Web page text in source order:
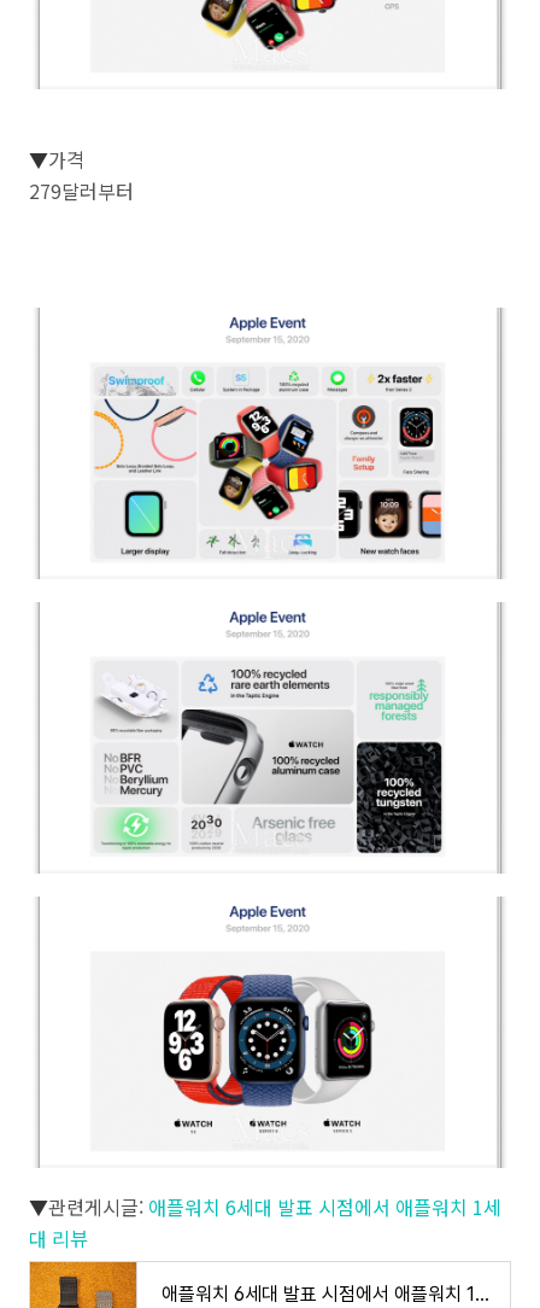
▼가격
279달러부터
▼관련게시글: 애플워치 6세대 발표 시점에서 애플워치 1세
대 리뷰
애플워치 6세대 발표 시점에서 애플워치 1세대 리뷰